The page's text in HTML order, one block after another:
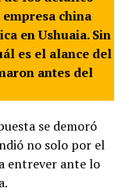
china
en Ushuaia. Sin
es el alance del
antes del
se demoró
no solo por el
entrever ante lo